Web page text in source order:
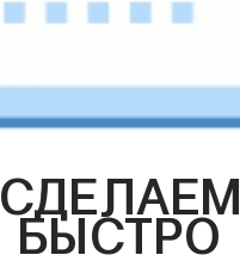
СДЕЛАЕМ
БЫСТРО